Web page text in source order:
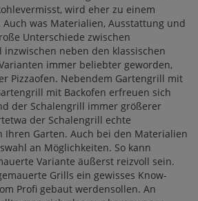
wird eher zu einem
was Materialien, Ausstattung und
Unterschiede zwischen
inzwischen neben den klassischen
immer beliebter geworden,
Pizzaofen. Nebendem Gartengrill mit
mit Backofen erfreuen sich
der Schalengrill immer größerer
der Schalengrill echte
Ihren Garten. Auch bei den Materialien
an Möglichkeiten. So kann
Variante äußerst reizvoll sein.
Grills ein gewisses Know-
Profi gebaut werdensollen. An